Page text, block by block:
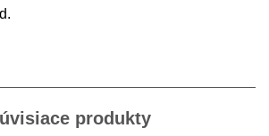
produkty